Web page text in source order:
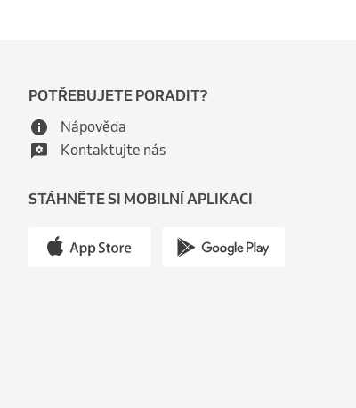
POTŘEBUJETE PORADIT?
Nápověda
Kontaktujte nás
STÁHNĚTE SI MOBILNÍ APLIKACI